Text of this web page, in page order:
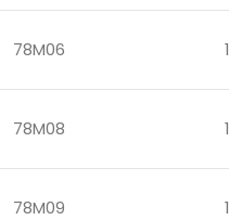
78M06
78M08
78M09